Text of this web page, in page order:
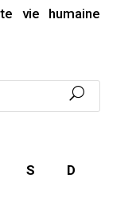
vie humaine
S D